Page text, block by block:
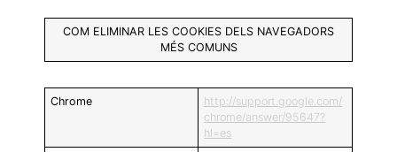
COM ELIMINAR LES COOKIES DELS NAVEGADORS
MÉS COMUNS
Chrome
http://support.google.com/
chrome/answer/95647?
hl=es